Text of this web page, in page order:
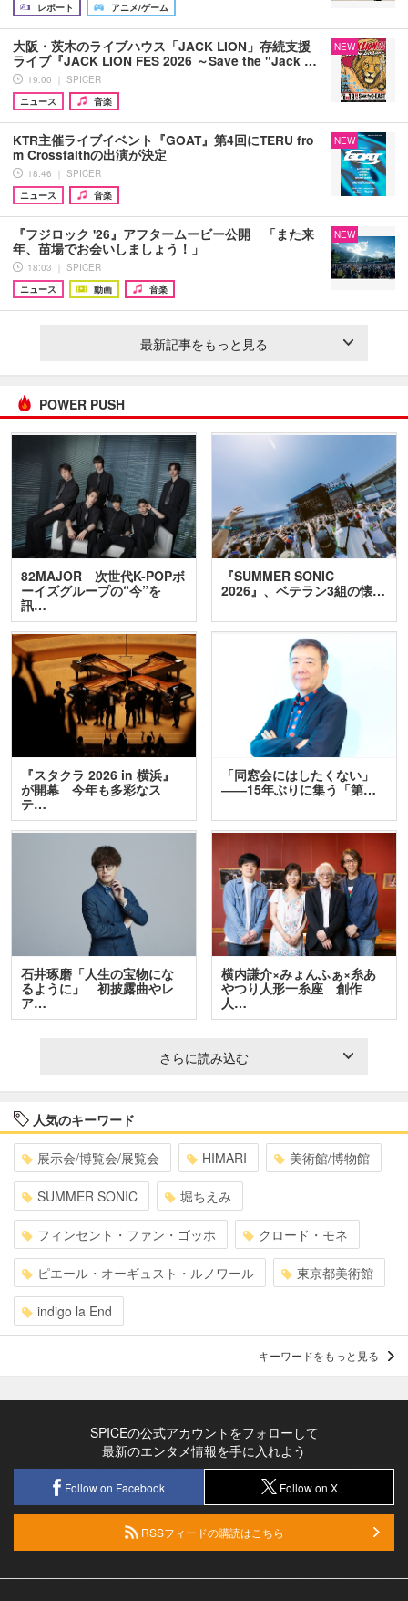
レポート
アニメ/ゲーム
大阪・茨木のライブハウス「JACK LION」存続支援
ライブ『JACK LION FES 2026 ～Save the "Jack …
19:00 ｜ SPICER
ニュース
音楽
NEW
KTR主催ライブイベント『GOAT』第4回にTERU fro
m Crossfaithの出演が決定
18:46 ｜ SPICER
ニュース
音楽
NEW
『フジロック '26』アフタームービー公開 「また来
年、苗場でお会いしましょう！」
18:03 ｜ SPICER
ニュース
動画 音楽
NEW
最新記事をもっと見る
POWER PUSH
82MAJOR 次世代K-POPボ
ーイズグループの“今”を
訊…
『SUMMER SONIC
2026』、ベテラン3組の懐…
『スタクラ 2026 in 横浜』
が開幕 今年も多彩なス
テ…
「同窓会にはしたくない」
――15年ぶりに集う「第…
石井琢磨「人生の宝物にな
るように」 初披露曲やレ
ア…
横内謙介×みょんふぁ×糸あ
やつり人形一糸座 創作
人…
さらに読み込む
人気のキーワード
展示会/博覧会/展覧会 HIMARI 美術館/博物館
SUMMER SONIC 堀ちえみ
フィンセント・ファン・ゴッホ クロード・モネ
ピエール・オーギュスト・ルノワール 東京都美術館
indigo la End
キーワードをもっと見る
SPICEの公式アカウントをフォローして
最新のエンタメ情報を手に入れよう
Follow on Facebook Follow on X
RSSフィードの購読はこちら